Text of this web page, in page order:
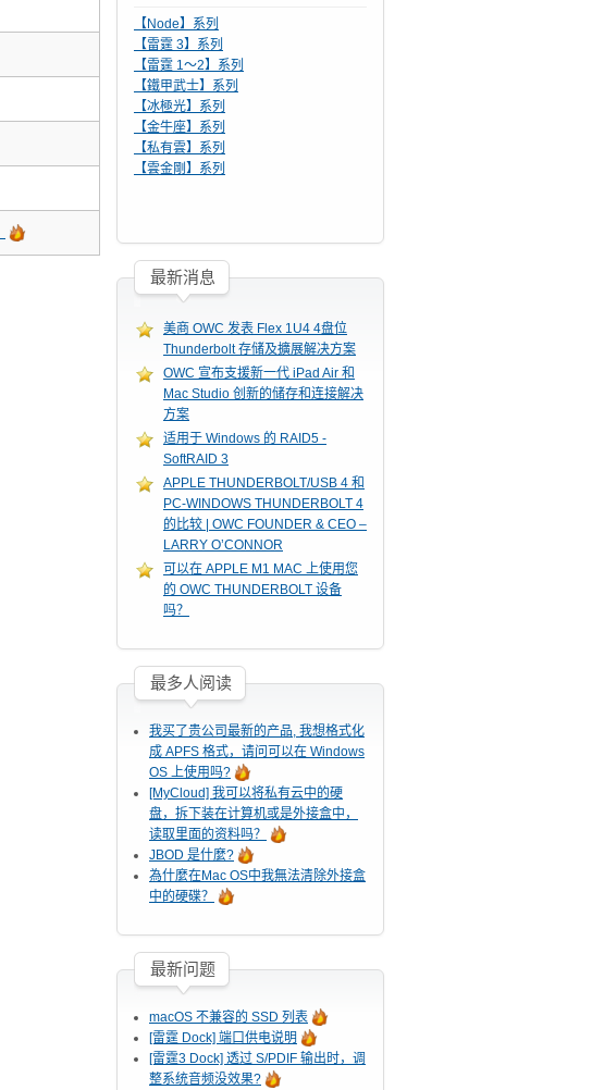
【Node】系列
【雷霆 3】系列
【雷霆 1～2】系列
【鐵甲武士】系列
【冰極光】系列
【金牛座】系列
【私有雲】系列
【雲金剛】系列
最新消息
美商 OWC 发表 Flex 1U4 4盘位
Thunderbolt 存储及擴展解决方案
OWC 宣布支援新一代 iPad Air 和
Mac Studio 创新的储存和连接解决
方案
适用于 Windows 的 RAID5 -
SoftRAID 3
APPLE THUNDERBOLT/USB 4 和
PC-WINDOWS THUNDERBOLT 4
的比较 | OWC FOUNDER & CEO –
LARRY O’CONNOR
可以在 APPLE M1 MAC 上使用您
的 OWC THUNDERBOLT 设备
吗？
最多人阅读
我买了贵公司最新的产品, 我想格式化
成 APFS 格式，请问可以在 Windows
OS 上使用吗?
[MyCloud] 我可以将私有云中的硬
盘，拆下装在计算机或是外接盒中，
读取里面的资料吗？
JBOD 是什麼?
為什麼在Mac OS中我無法清除外接盒
中的硬碟？
最新问题
macOS 不兼容的 SSD 列表
[雷霆 Dock] 端口供电说明
[雷霆3 Dock] 透过 S/PDIF 输出时，调
整系统音频没效果?